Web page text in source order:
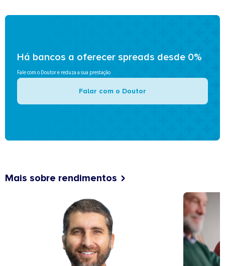
Há bancos a oferecer spreads desde 0%
Fale com o Doutor e reduza a sua prestação
Falar com o Doutor
Mais sobre rendimentos